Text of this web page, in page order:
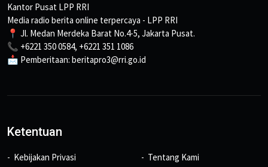
Kantor Pusat LPP RRI
Media radio berita online terpercaya - LPP RRI
📍 Jl. Medan Merdeka Barat No.4-5, Jakarta Pusat.
📞 +6221 350 0584, +6221 351 1086
📩 Pemberitaan: beritapro3@rri.go.id
Ketentuan
Kebijakan Privasi
Tentang Kami